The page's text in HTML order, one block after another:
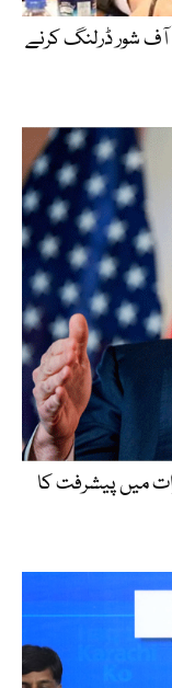
شور ڈرلنگ کرنے
میں پیشرفت کا